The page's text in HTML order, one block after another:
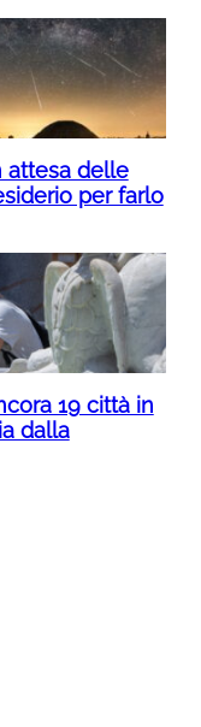
attesa delle
per farlo
19 città in
dalla